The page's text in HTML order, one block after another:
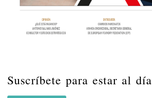
Suscríbete para estar al día